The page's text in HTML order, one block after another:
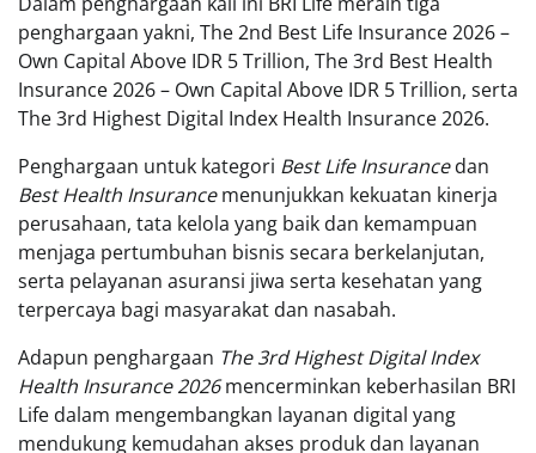
penghargaan yakni, The 2nd Best Life Insurance 2026 –
Own Capital Above IDR 5 Trillion, The 3rd Best Health
Insurance 2026 – Own Capital Above IDR 5 Trillion, serta
The 3rd Highest Digital Index Health Insurance 2026.
Penghargaan untuk kategori Best Life Insurancedan
Best Health Insurancemenunjukkan kekuatan kinerja
perusahaan, tata kelola yang baik dan kemampuan
menjaga pertumbuhan bisnis secara berkelanjutan,
serta pelayanan asuransi jiwa serta kesehatan yang
terpercaya bagi masyarakat dan nasabah.
Adapun penghargaan The 3rd Highest Digital Index
Health Insurance 2026mencerminkan keberhasilan BRI
Life dalam mengembangkan layanan digital yang
mendukung kemudahan akses produk dan layanan